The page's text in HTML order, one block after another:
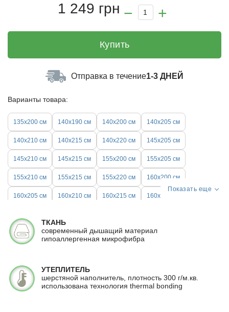
1 249 грн
Купить
Отправка в течение1-3 ДНЕЙ
Варианты товара:
135x200 см 140х190 см 140х200 см 140x205 см
140x210 см 140x215 см 140x220 см 145x205 см
145x210 см 145x215 см 155x200 см 155x205 см
155x210 см 155x215 см 155x220 см 160х200 см
160x205 см 160x210 см 160x215 см 160x220 см
170x220 см 172x205 см 175x200 см 175x205 см
180x210 см 180x215 см
195x210 см 195x215 см 200х200 см 200x205 см
Показать еще
ТКАНЬ
современный дышащий материал
гипоаллергенная микрофибра
УТЕПЛИТЕЛЬ
шерстяной наполнитель, плотность 300 г/м.кв.
использована технология thermal bonding